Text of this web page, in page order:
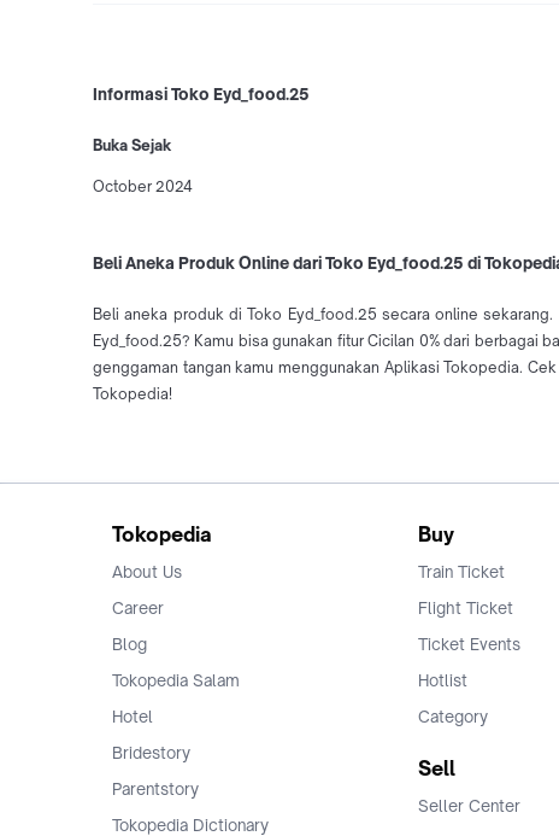
Informasi Toko Eyd_food.25
Buka Sejak
October 2024
Beli Aneka Produk Online dari Toko Eyd_food.25 di
Beli aneka produk di Toko Eyd_food.25 secara online
Eyd_food.25? Kamu bisa gunakan fitur Cicilan 0% dari berbagai
genggaman tangan kamu menggunakan Aplikasi Tokopedia.
Tokopedia!
Tokopedia
About Us
Career
Blog
Tokopedia Salam
Hotel
Bridestory
Parentstory
Tokopedia Dictionary
Buy
Train Ticket
Flight Ticket
Ticket Events
Hotlist
Category
Sell
Seller Center